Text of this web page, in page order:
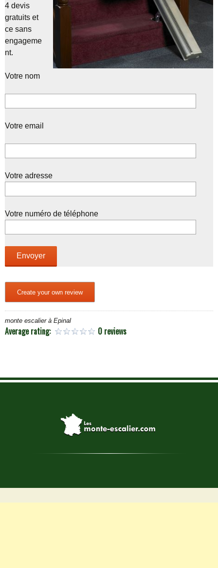
4 devis
gratuits et
ce sans
engageme
nt.
Votre nom
Votre email
Votre adresse
Votre numéro de téléphone
Create your own review
monte escalier à Epinal
Average rating: 0 reviews